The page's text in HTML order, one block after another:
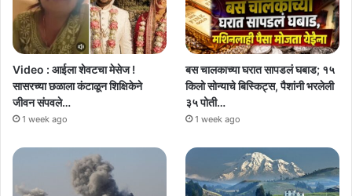
Video : आईला शेवटचा मेसेज !
सासरच्या छळाला कंटाळून शिक्षिकेने
जीवन संपवले…
1 week ago
बस चालकाच्या घरात सापडलं घबाड; १५
किलो सोन्याचे बिस्किट्स, पैशांनी भरलेली
३५ पोती…
1 week ago